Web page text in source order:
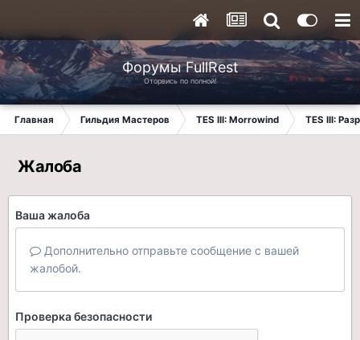
Форумы FullRest
Оторвись по полной!
Главная Гильдия Мастеров TES III: Morrowind TES III:
Жалоба
Ваша жалоба
Дополнительно отправьте сообщение с вашей
жалобой.
Проверка безопасности